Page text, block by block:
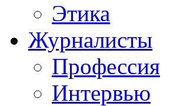
Этика
Журналисты
Профессия
Интервью